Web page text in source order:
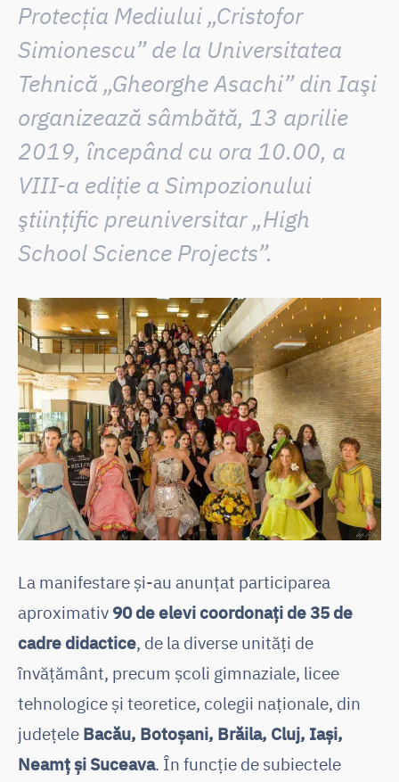
Protecţia Mediului „Cristofor
Simionescu” de la Universitatea
Tehnică „Gheorghe Asachi” din Iaşi
organizează sâmbătă, 13 aprilie
2019, începând cu ora 10.00, a
VIII-a ediţie a Simpozionului
ştiinţific preuniversitar „High
School Science Projects”.
La manifestare și-au anunțat participarea
aproximativ 90 de elevi coordonați de 35 de
cadre didactice, de la diverse unități de
învățământ, precum școli gimnaziale, licee
tehnologice și teoretice, colegii naționale, din
județele Bacău, Botoșani, Brăila, Cluj, Iași,
Neamț și Suceava. În funcţie de subiectele